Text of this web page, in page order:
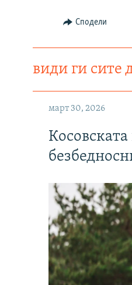
Сподели
види ги сите
март 30, 2026